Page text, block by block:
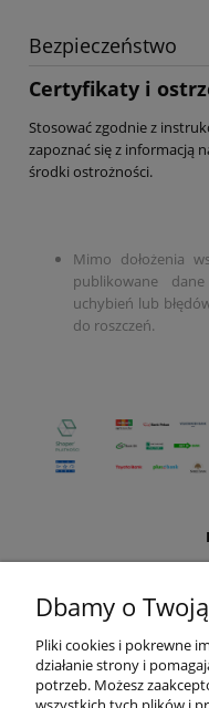
Bezpieczeństwo
Certyfikaty i
Stosować zgodnie z
zapoznać się z informacją
środki ostrożności.
Mimo dołożenia
publikowane
uchybień lub
do roszczeń.
Dbamy o
Pliki cookies i pokrewne
działanie strony i
potrzeb. Możesz